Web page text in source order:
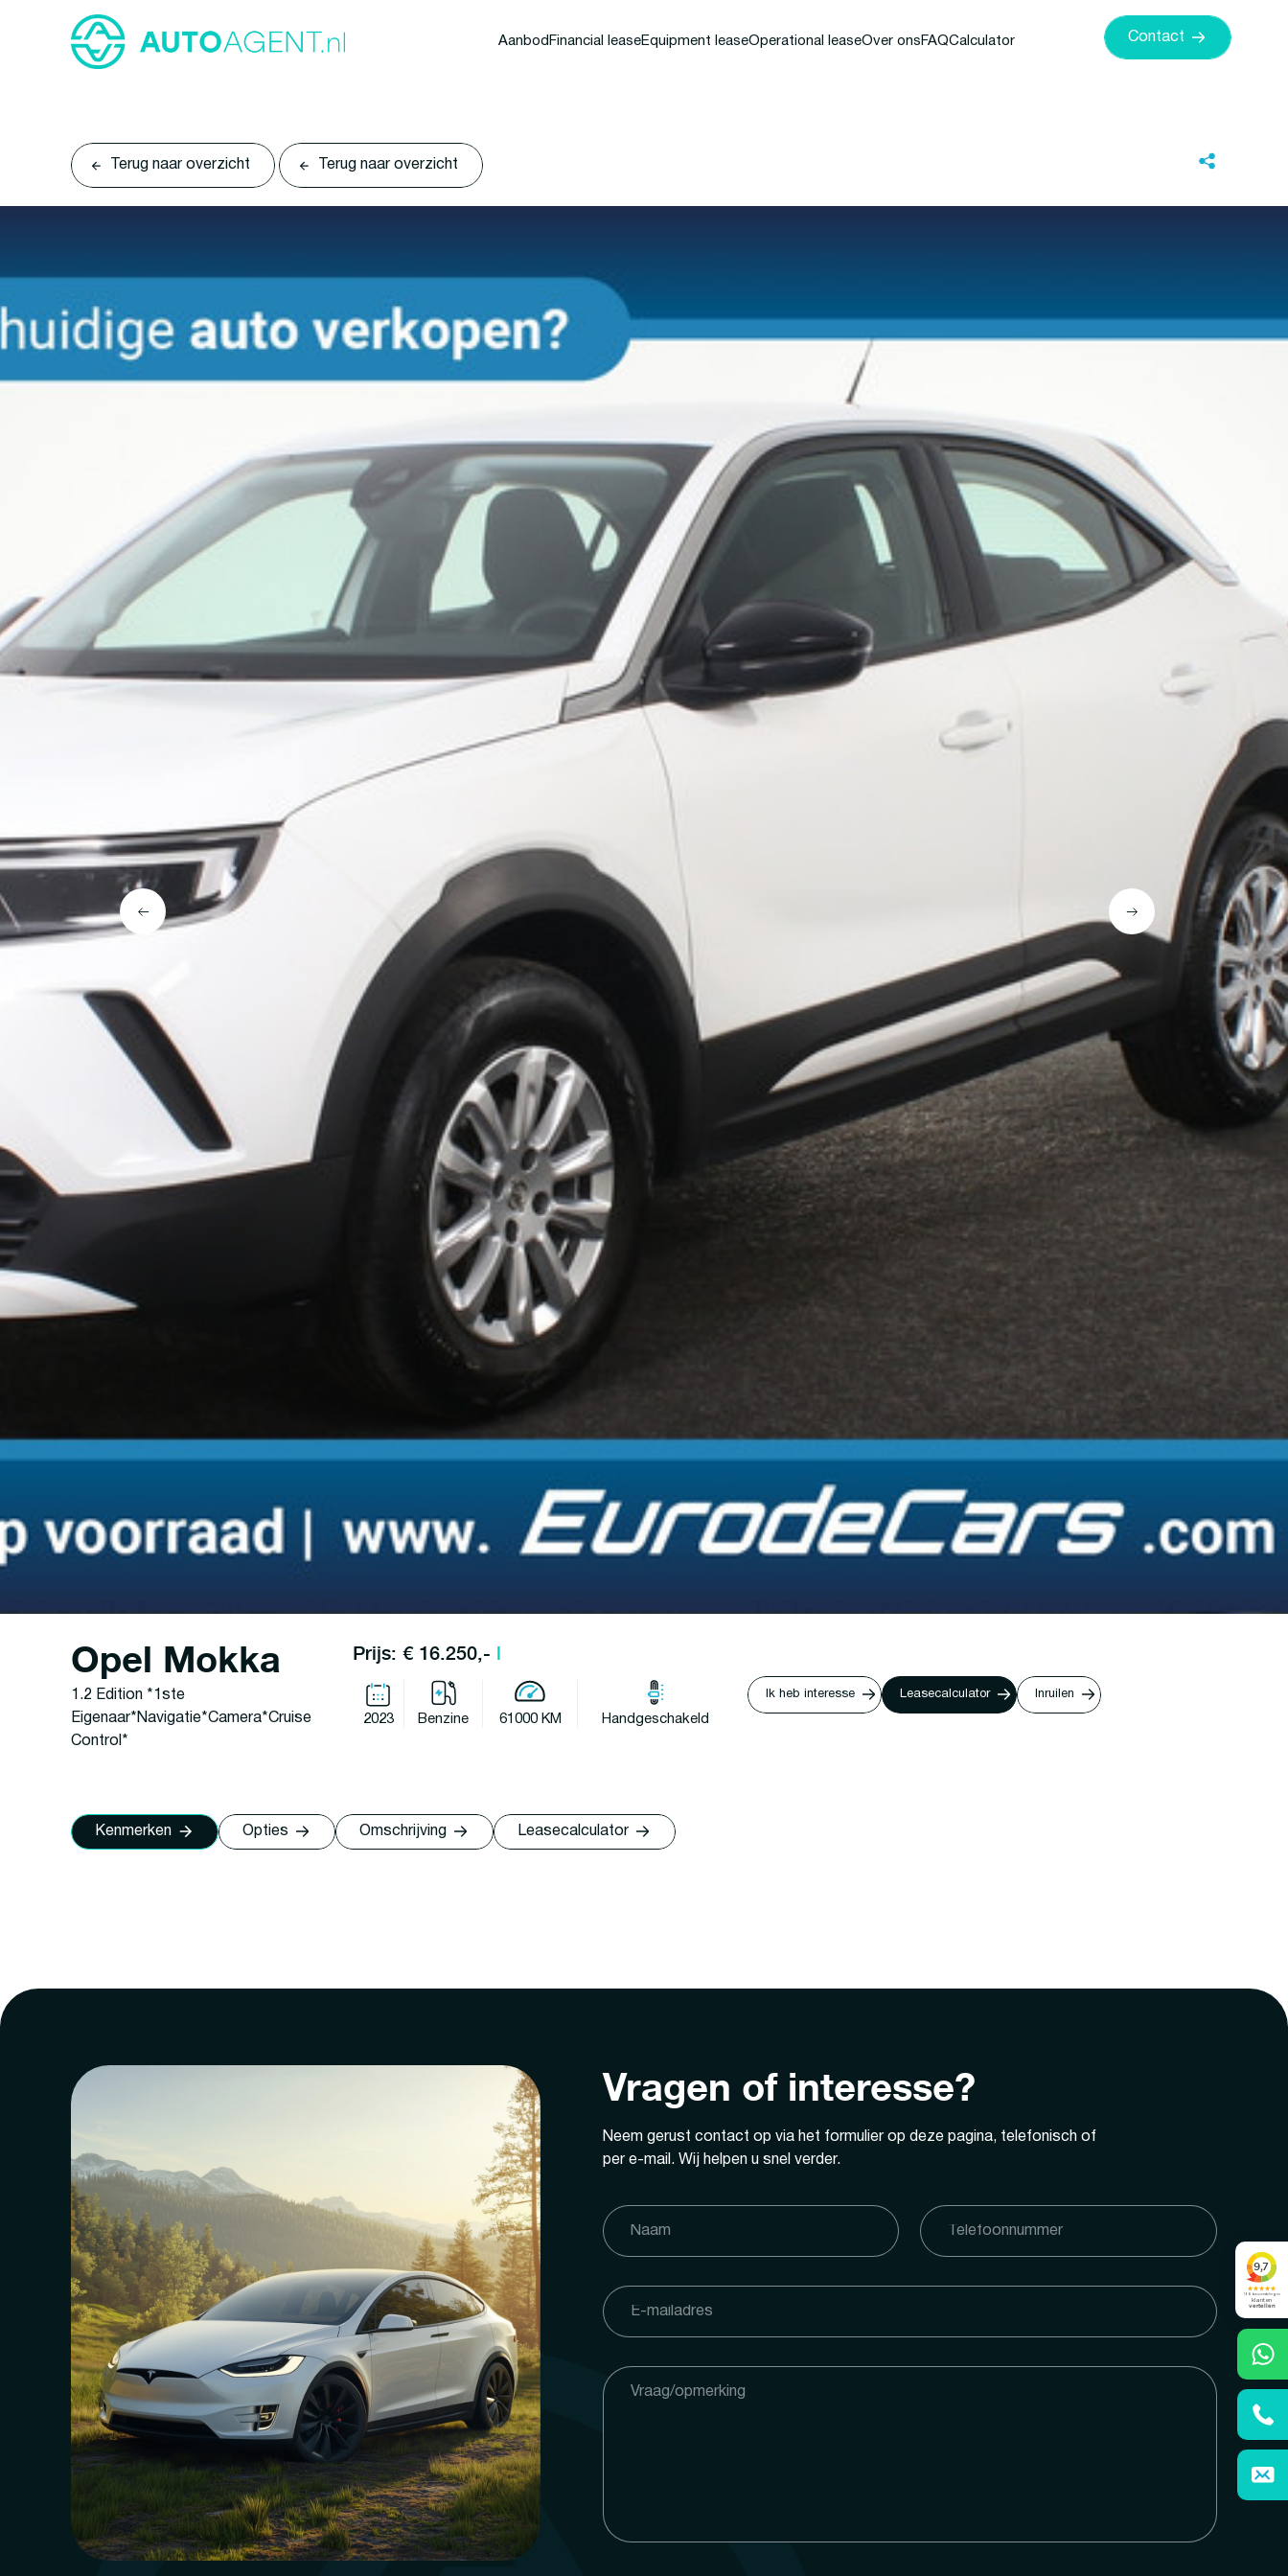
Aanbod Financial leaseEquipment leaseOperational leaseOver ons FAQCalculator Contact
Terug naar overzicht Terug naar overzicht
Opel Mokka
1.2 Edition *1ste
Eigenaar*Navigatie*Camera*Cruise
Control*
Prijs: € 16.250,- l
2023 Benzine 61000 KM Handgeschakeld
Ik heb interesse Leasecalculator Inruilen
Kenmerken Opties Omschrijving Leasecalculator
Vragen of interesse?
Neem gerust contact op via het formulier op deze pagina, telefonisch of
per e-mail. Wij helpen u snel verder.